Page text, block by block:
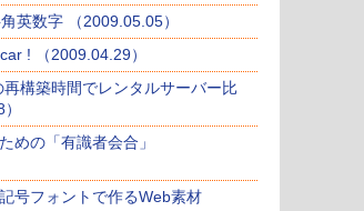
英数字 （2009.05.05）
! （2009.04.29）
構築時間でレンタルサーバー比
めの「有識者会合」
号フォントで作るWeb素材